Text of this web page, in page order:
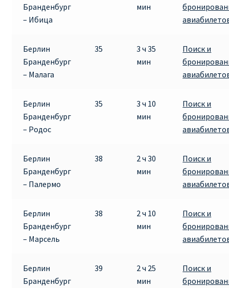
Бранденбург
– Ибица
мин
Берлин
Бранденбург
– Малага
35
3 ч 35
мин
Поиск и
Берлин
Бранденбург
– Родос
35
3 ч 10
мин
Поиск и
Берлин
Бранденбург
– Палермо
38
2 ч 30
мин
Поиск и
Берлин
Бранденбург
– Марсель
38
2 ч 10
мин
Поиск и
Берлин
Бранденбург
39
2 ч 25
мин
Поиск и